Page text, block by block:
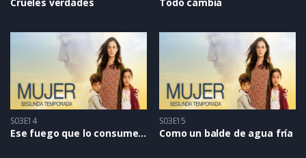
S03E14
Ese fuego que lo consume todo
S03E15
Como un balde de agua fría